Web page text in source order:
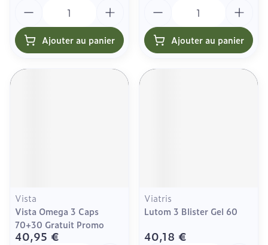
Ajouter au panier Ajouter au panier
Vista
Vista Omega 3 Caps
70+30 Gratuit Promo
40,95 €
Viatris
Lutom 3 Blister Gel 60
40,18 €